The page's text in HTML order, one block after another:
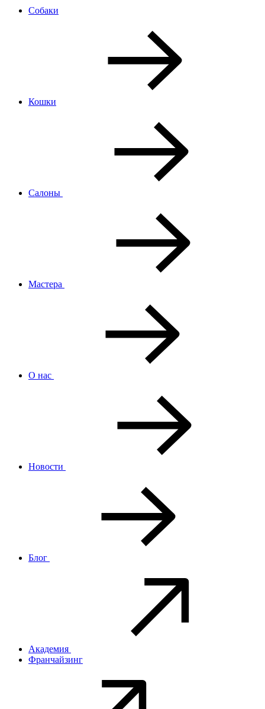
Собаки
Кошки
Салоны
Мастера
О нас
Новости
Блог
Академия
Франчайзинг